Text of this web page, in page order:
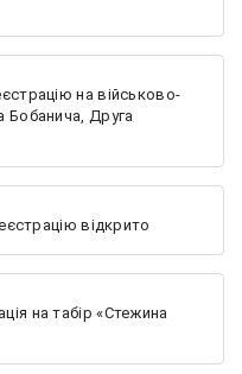
на військово-
Бобанича, Друга
відкрито
на табір «Стежина